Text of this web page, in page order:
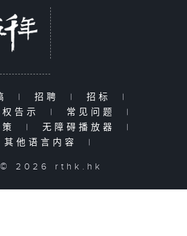
| 招聘 | 招标
|
权告示
| 常见问题
|
策
| 无障碍播放器
|
其他语言内容
|
© 2026 rthk.hk